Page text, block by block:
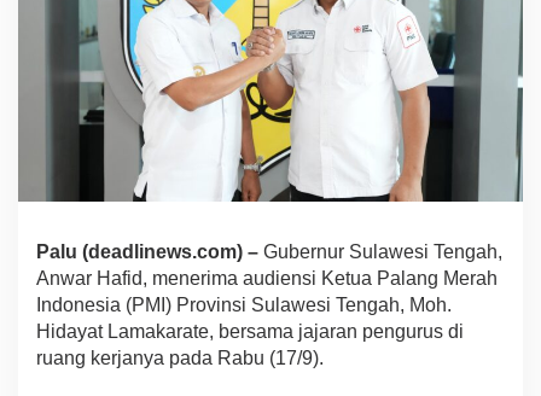
Palu (deadlinews.com) – Gubernur Sulawesi Tengah,
Anwar Hafid, menerima audiensi Ketua Palang Merah
Indonesia (PMI) Provinsi Sulawesi Tengah, Moh.
Hidayat Lamakarate, bersama jajaran pengurus di
ruang kerjanya pada Rabu (17/9).